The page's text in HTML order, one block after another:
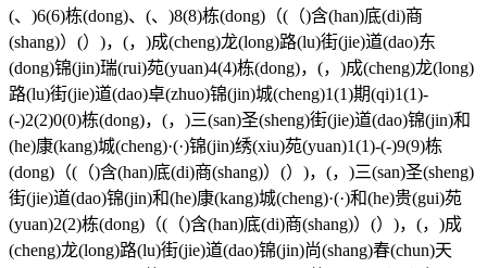
(、)6(6)栋(dong)、(、)8(8)栋(dong)（(（)含(han)底(di)商
(shang)）(）)，(，)成(cheng)龙(long)路(lu)街(jie)道(dao)东
(dong)锦(jin)瑞(rui)苑(yuan)4(4)栋(dong)，(，)成(cheng)龙(long)
路(lu)街(jie)道(dao)卓(zhuo)锦(jin)城(cheng)1(1)期(qi)1(1)-
(-)2(2)0(0)栋(dong)，(，)三(san)圣(sheng)街(jie)道(dao)锦(jin)和
(he)康(kang)城(cheng)·(·)锦(jin)绣(xiu)苑(yuan)1(1)-(-)9(9)栋
(dong)（(（)含(han)底(di)商(shang)）(）)，(，)三(san)圣(sheng)
街(jie)道(dao)锦(jin)和(he)康(kang)城(cheng)·(·)和(he)贵(gui)苑
(yuan)2(2)栋(dong)（(（)含(han)底(di)商(shang)）(）)，(，)成
(cheng)龙(long)路(lu)街(jie)道(dao)锦(jin)尚(shang)春(chun)天